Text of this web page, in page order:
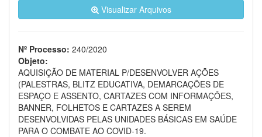
Visualizar Arquivos
Nº Processo: 240/2020
Objeto:
AQUISIÇÃO DE MATERIAL P/DESENVOLVER AÇÕES
(PALESTRAS, BLITZ EDUCATIVA, DEMARCAÇÕES DE
ESPAÇO E ASSENTO, CARTAZES COM INFORMAÇÕES,
BANNER, FOLHETOS E CARTAZES A SEREM
DESENVOLVIDAS PELAS UNIDADES BÁSICAS EM SAÚDE
PARA O COMBATE AO COVID-19.